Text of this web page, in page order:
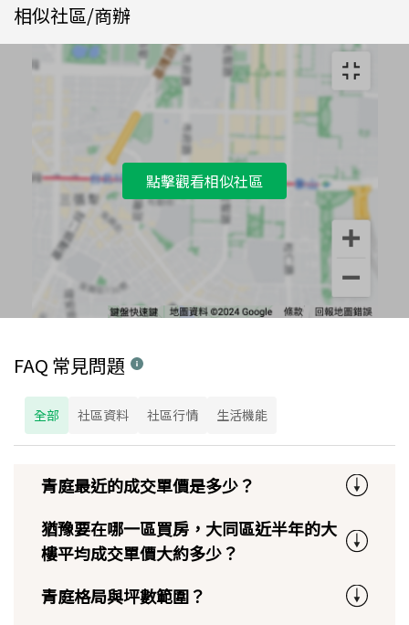
相似社區/商辦
點擊觀看相似社區
FAQ 常見問題
全部 社區資料 社區行情 生活機能
青庭最近的成交單價是多少？
猶豫要在哪一區買房，大同區近半年的大
樓平均成交單價大約多少？
青庭格局與坪數範圍？